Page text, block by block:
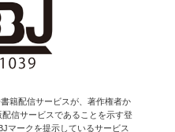
籍配信サービスが、著作権者か
信サービスであることを示す登
マークを提示しているサービス